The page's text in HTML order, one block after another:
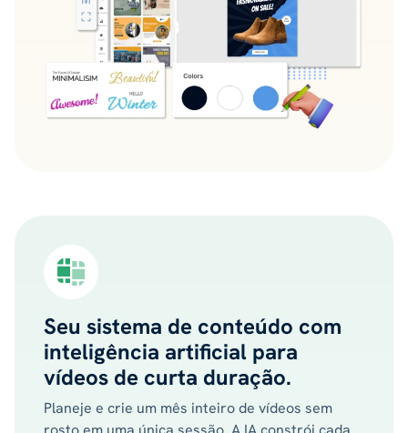
Seu sistema de conteúdo com
inteligência artificial para
vídeos de curta duração.
Planeje e crie um mês inteiro de vídeos sem